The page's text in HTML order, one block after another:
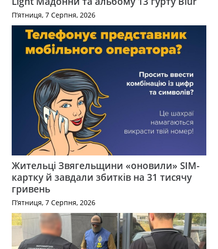
П’ятниця, 7 Серпня, 2026
Жительці Звягельщини «оновили» SIM-
картку й завдали збитків на 31 тисячу
гривень
П’ятниця, 7 Серпня, 2026